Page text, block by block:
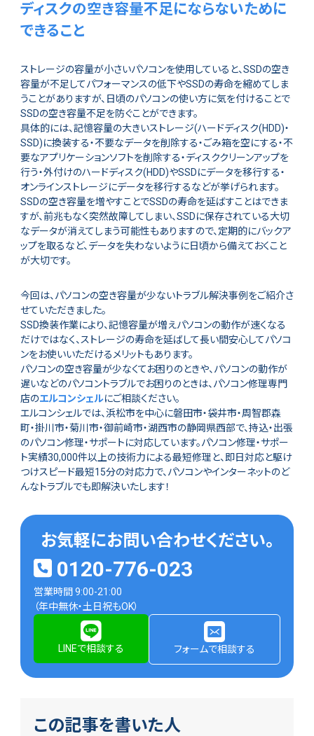
ディスクの空き容量不足にならないために
できること
ストレージの容量が小さいパソコンを使用していると、SSDの空き
容量が不足してパフォーマンスの低下やSSDの寿命を縮めてしま
うことがありますが、日頃のパソコンの使い方に気を付けることで
SSDの空き容量不足を防ぐことができます。
具体的には、記憶容量の大きいストレージ(ハードディスク(HDD)・
SSD)に換装する・不要なデータを削除する・ごみ箱を空にする・不
要なアプリケーションソフトを削除する・ディスククリーンアップを
行う・外付けのハードディスク(HDD)やSSDにデータを移行する・
オンラインストレージにデータを移行するなどが挙げられます。
SSDの空き容量を増やすことでSSDの寿命を延ばすことはできま
すが、前兆もなく突然故障してしまい、SSDに保存されている大切
なデータが消えてしまう可能性もありますので、定期的にバックア
ップを取るなど、データを失わないように日頃から備えておくこと
が大切です。
今回は、パソコンの空き容量が少ないトラブル解決事例をご紹介さ
せていただきました。
SSD換装作業により、記憶容量が増えパソコンの動作が速くなる
だけではなく、ストレージの寿命を延ばして長い間安心してパソコ
ンをお使いいただけるメリットもあります。
パソコンの空き容量が少なくてお困りのときや、パソコンの動作が
遅いなどのパソコントラブルでお困りのときは、パソコン修理専門
店のエルコンシェルにご相談ください。
エルコンシェルでは、浜松市を中心に磐田市・袋井市・周智郡森
町・掛川市・菊川市・御前崎市・湖西市の静岡県西部で、持込・出張
のパソコン修理・サポートに対応しています。パソコン修理・サポー
ト実績30,000件以上の技術力による最短修理と、即日対応と駆け
つけスピード最短15分の対応力で、パソコンやインターネットのど
んなトラブルでも即解決いたします！
お気軽にお問い合わせください。
0120-776-023
営業時間 9:00-21:00
（年中無休・土日祝もOK）
LINEで相談する フォームで相談する
この記事を書いた人